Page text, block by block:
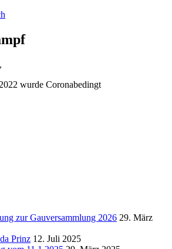
wurde Coronabedingt
zur Gauversammlung 2026 29. März
Prinz 12. Juli 2025